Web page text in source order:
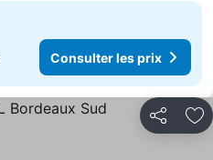
Consulter les prix
Partager